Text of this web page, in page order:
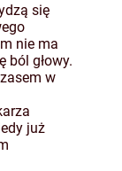
się
nie ma
ból głowy.
w
już